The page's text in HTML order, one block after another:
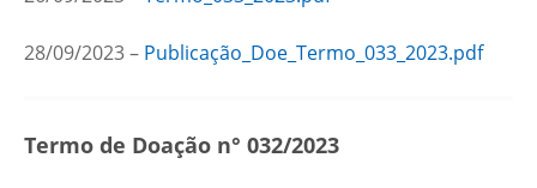
28/09/2023 – Publicação_Doe_Termo_033_2023.pdf
Termo de Doação n° 032/2023